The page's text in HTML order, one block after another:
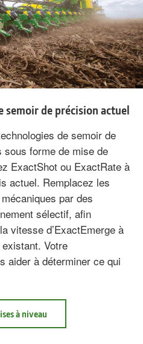
semoir de précision actuel
de semoir de
forme de mise de
ExactShot ou ExactRate à
actuel. Remplacez les
par des
sélectif, afin
vitesse d’ExactEmerge à
Votre
aider à déterminer ce qui
à niveauà